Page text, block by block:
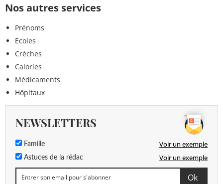
Nos autres services
Prénoms
Ecoles
Crèches
Calories
Médicaments
Hôpitaux
NEWSLETTERS
Famille Voir un exemple
Astuces de la rédac Voir un exemple